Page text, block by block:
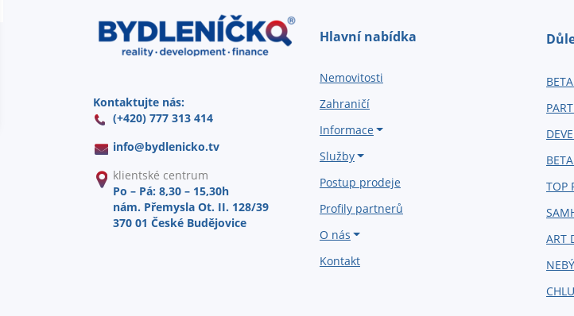
Kontaktujte nás:
(+420) 777 313 414
info@bydlenicko.tv
klientské centrum
Po – Pá: 8,30 – 15,30h
nám. Přemysla Ot. II. 128/39
370 01 České Budějovice
Hlavní nabídka
Nemovitosti
Zahraničí
Informace
Služby
Postup prodeje
Profily partnerů
O nás
Kontakt
TOP
ART